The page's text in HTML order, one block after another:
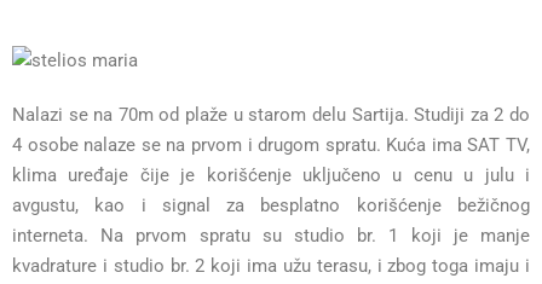
Nalazi se na 70m od plaže u starom delu Sartija. Studiji za 2 do
4 osobe nalaze se na prvom i drugom spratu. Kuća ima SAT TV,
klima uređaje čije je korišćenje uključeno u cenu u julu i
avgustu, kao i signal za besplatno korišćenje bežičnog
interneta. Na prvom spratu su studio br. 1 koji je manje
kvadrature i studio br. 2 koji ima užu terasu, i zbog toga imaju i